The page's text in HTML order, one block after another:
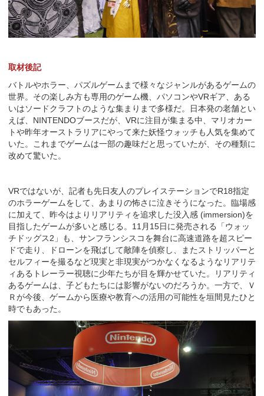
取材後記
バトルやホラー、パズルゲームまで様々なジャンルがあるゲームの
世界。その楽しみ方も専用のゲーム機、パソコンやVRギア、ある
いはソードクラフトのような集まりまで多様だ。日本発の老舗とい
えば、NINTENDOブースだが、VRに注目が集まる中、マリオカー
トや昨年オーストラリアにやって来た妖怪ウォッチも人気を集めて
いた。これまでゲームは一部の趣味だと思っていたが、その種類に
改めて驚いた。
VRではないが、記者も先日友人のプレイステーションでR18指定
のホラーゲームをして、あまりの怖さに泣きそうになった。臨場感
に加えて、昨今はよりリアリティを追求した没入感 (immersion)を
目指したゲームが多いと感じる。11月15日に発売される「ウォッ
チドッグス2」も、サンフランシスコを舞台に高速道路を超スピー
ドで走り、ドローンを飛ばして敵陣を偵察し、またストリッパーと
セルフィーを撮るなど現実と非現実がつかなくなるようなリアリテ
ィあるトレーラー視聴に少年たちが目を輝かせていた。リアリティ
あるゲームは、子どもたちには影響がないのだろうか。一方で、Ｖ
Ｒが今後、ゲームから医療や教育への活用の可能性を垣間見たひと
時でもあった。